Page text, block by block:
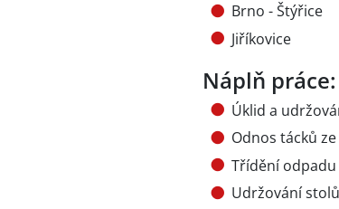
Brno - Štýřice
Jiříkovice
Náplň práce:
Úklid a
Odnos tácků
Třídění
Udržování